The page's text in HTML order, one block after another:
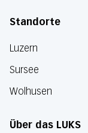
Standorte
Luzern
Sursee
Wolhusen
Über das LUKS